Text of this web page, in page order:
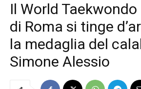
Il World Taekwondo
di Roma si tinge
la medaglia del
Simone Alessio